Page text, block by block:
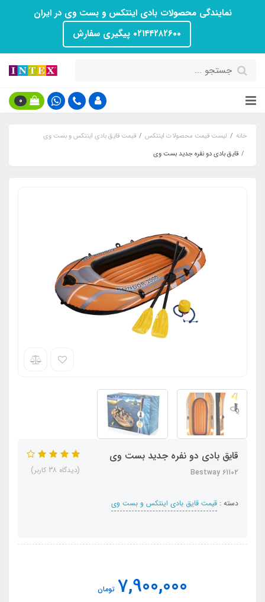
نمایندگی محصولات بادی اینتکس و بست وی در ایران
۰۲۱۴۴۲۸۲۶۰۰ پیگیری سفارش
0
خانه لیست قیمت محصولات اینتکس
قیمت قایق بادی اینتکس و بست وی
قایق بادی دو نفره جدید بست وی
قایق بادی دو نفره جدید بست وی
Bestway 61102
دسته : قیمت قایق بادی اینتکس و بست وی
(دیدگاه 38 کاربر)
7,900,000 تومان